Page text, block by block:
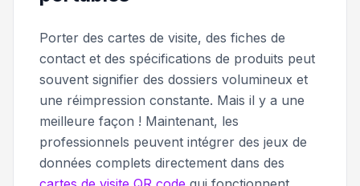
Porter des cartes de visite, des fiches de
contact et des spécifications de produits peut
souvent signifier des dossiers volumineux et
une réimpression constante. Mais il y a une
meilleure façon ! Maintenant, les
professionnels peuvent intégrer des jeux de
données complets directement dans des